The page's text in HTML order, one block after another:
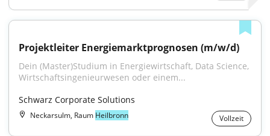
Projektleiter Energiemarktprognosen (m/w/d)
Dein (Master)Studium in Energiewirtschaft, Data Science,
Wirtschaftsingenieurwesen oder einem...
Schwarz Corporate Solutions
Neckarsulm, Raum Heilbronn Vollzeit